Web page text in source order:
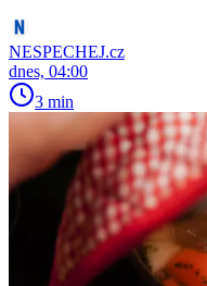
NESPECHEJ.cz
dnes, 04:00
3 min